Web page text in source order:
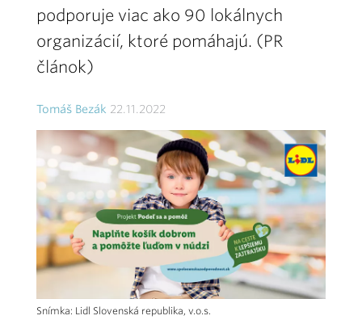
podporuje viac ako 90 lokálnych
organizácií, ktoré pomáhajú. (PR
článok)
Tomáš Bezák 22.11.2022
Snímka: Lidl Slovenská republika, v.o.s.